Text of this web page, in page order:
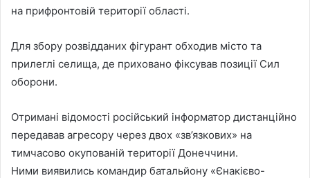
на прифронтовій території області.
Для збору розвідданих фігурант обходив місто та
прилеглі селища, де приховано фіксував позиції Сил
оборони.
Отримані відомості російський інформатор дистанційно
передавав агресору через двох «зв’язкових» на
тимчасово окупованій території Донеччини.
Ними виявились командир батальйону «Єнакієво-